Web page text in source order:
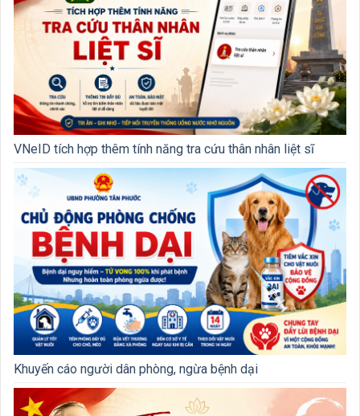
VNeID tích hợp thêm tính năng tra cứu thân nhân liệt sĩ
Khuyến cáo người dân phòng, ngừa bệnh dại